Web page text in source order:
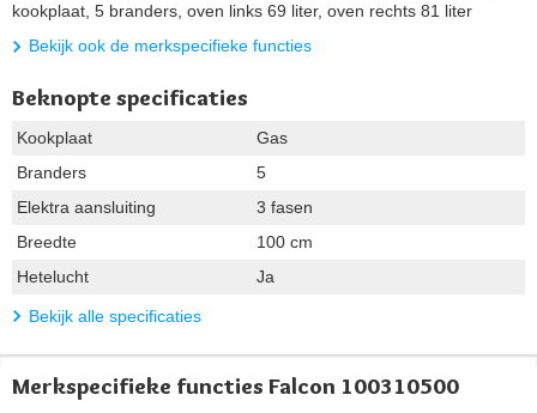
kookplaat, 5 branders, oven links 69 liter, oven rechts 81 liter
Bekijk ook de merkspecifieke functies
Beknopte specificaties
Kookplaat
Gas
Branders
5
Elektra aansluiting
3 fasen
Breedte
100 cm
Hetelucht
Ja
Bekijk alle specificaties
Merkspecifieke functies Falcon 100310500